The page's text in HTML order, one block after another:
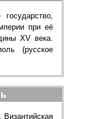
при её
XV века.
(русское